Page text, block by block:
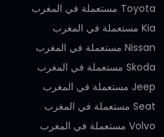
Toyota مستعملة في المغرب
Kia مستعملة في المغرب
Nissan مستعملة في المغرب
Skoda مستعملة في المغرب
Jeep مستعملة في المغرب
Seat مستعملة في المغرب
Volvo مستعملة في المغرب